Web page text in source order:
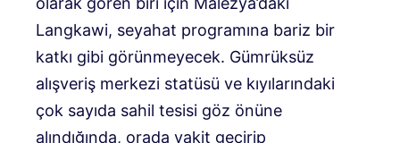
Langkawi, seyahat programına bariz bir
katkı gibi görünmeyecek. Gümrüksüz
alışveriş merkezi statüsü ve kıyılarındaki
çok sayıda sahil tesisi göz önüne
alındığında, orada vakit geçirip